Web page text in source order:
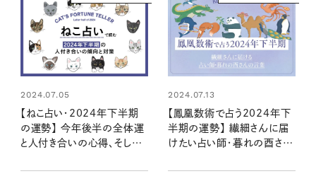
2024.07.05
【ねこ占い・2024年下半期
の運勢】 今年後半の全体運
と人付き合いの心得、そして
2024.07.13
【鳳凰数術で占う2024年下
半期の運勢】 繊細さんに届
けたい占い師・暮れの酉さん